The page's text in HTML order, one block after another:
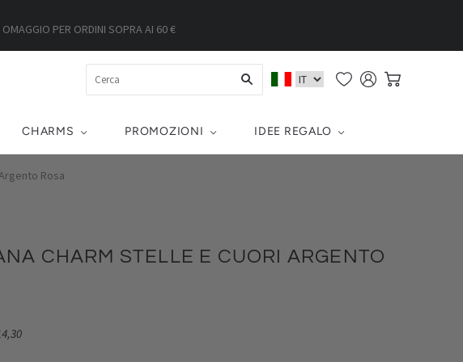
OMAGGIO PER ORDINI SOPRA AI 60 €
CHARMS PROMOZIONI IDEE REGALO
Rosa
CHARM STELLE E CUORI ARGENTO